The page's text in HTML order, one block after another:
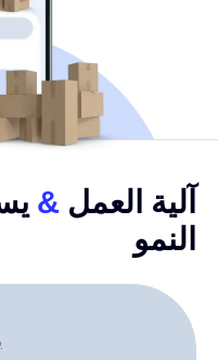
آلية العمل &
النمو